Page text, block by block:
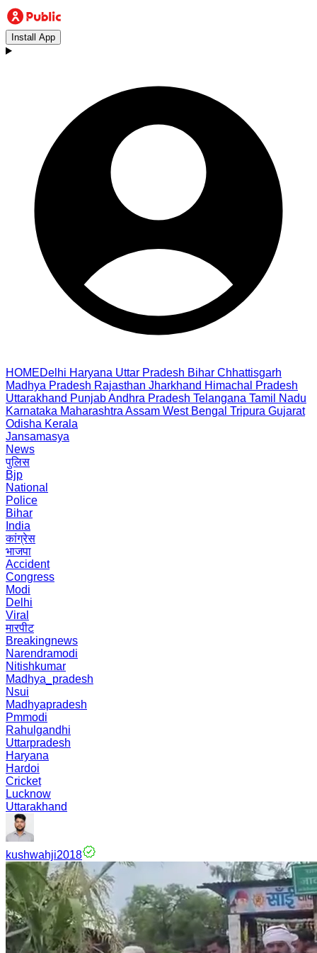
Install App
HOMEDelhi Haryana Uttar Pradesh Bihar Chhattisgarh
Madhya Pradesh Rajasthan Jharkhand Himachal Pradesh
Uttarakhand PunjabAndhra Pradesh Telangana Tamil Nadu
Karnataka Maharashtra Assam West Bengal Tripura Gujarat
Odisha Kerala
Jansamasya
News
पुलिस
Bjp
National
Police
Bihar
India
कांग्रेस
भाजपा
Accident
Congress
Modi
Delhi
Viral
मारपीट
Breakingnews
Narendramodi
Nitishkumar
Madhya_pradesh
Nsui
Madhyapradesh
Pmmodi
Rahulgandhi
Uttarpradesh
Haryana
Hardoi
Cricket
Lucknow
Uttarakhand
kushwahji2018